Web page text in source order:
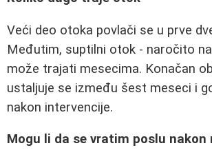
Veći deo otoka povlači se u prve
Međutim, suptilni otok - naročito
može trajati mesecima. Konačan
ustaljuje se između šest meseci i
nakon intervencije.
Mogu li da se vratim poslu nakon